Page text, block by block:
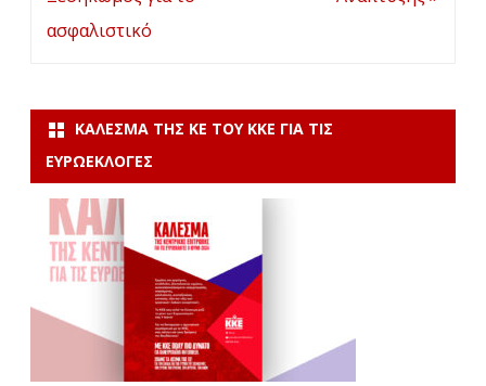
ασφαλιστικό
ΚΆΛΕΣΜΑ ΤΗΣ ΚΕ ΤΟΥ ΚΚΕ ΓΙΑ ΤΙΣ
ΕΥΡΩΕΚΛΟΓΈΣ